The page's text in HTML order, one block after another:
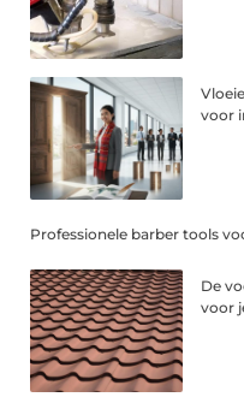
voor
Professionele barber tools
De
voor